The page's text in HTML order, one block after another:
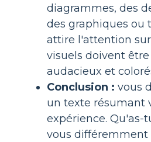
diagrammes, des
des graphiques
attire l'attention
visuels doivent
audacieux et
Conclusion : vous
un texte résumant
expérience. Qu'as-
vous différemment